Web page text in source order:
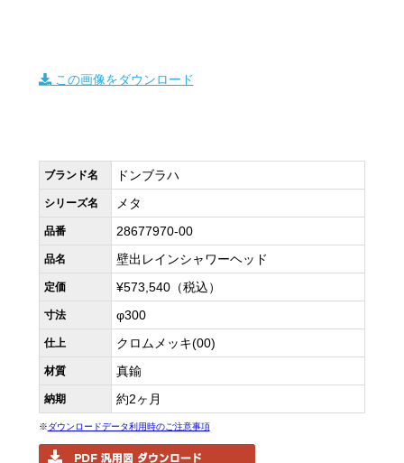
この画像をダウンロード
ブランド名 ドンブラハ
シリーズ名 メタ
品番 28677970-00
品名 壁出レインシャワーヘッド
定価 ¥573,540（税込）
寸法 φ300
仕上 クロムメッキ(00)
材質 真鍮
納期 約2ヶ月
※ダウンロードデータ利用時のご注意事項